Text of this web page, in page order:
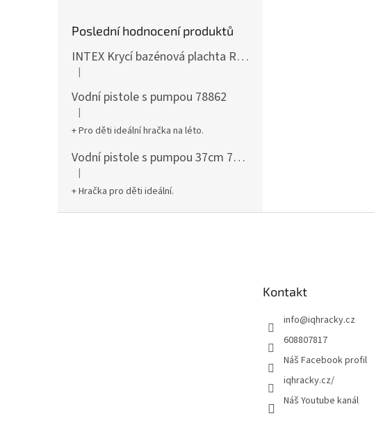
Poslední hodnocení produktů
INTEX Krycí bazénová plachta Round 305cm 28030
Hodnocení produktu je 5 z 5 hvězdiček.
|
Vodní pistole s pumpou 78862
Hodnocení produktu je 5 z 5 hvězdiček.
|
+ Pro děti ideální hračka na léto.
Vodní pistole s pumpou 37cm 78961
Hodnocení produktu je 5 z 5 hvězdiček.
|
+ Hračka pro děti ideální.
Kontakt
info@iqhracky.cz
608807817
Náš Facebook profil
iqhracky.cz/
Náš Youtube kanál